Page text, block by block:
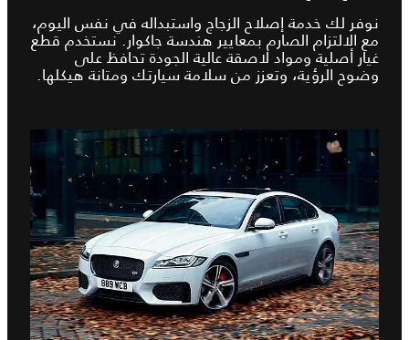
نوفر لك خدمة إصلاح الزجاج واستبداله في نفس اليوم،
مع الالتزام الصارم بمعايير هندسة جاكوار. نستخدم قطع
غيار أصلية ومواد لاصقة عالية الجودة تحافظ على
وضوح الرؤية، وتعزز من سلامة سيارتك ومتانة هيكلها.